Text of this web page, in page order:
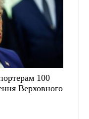
100
Верховного